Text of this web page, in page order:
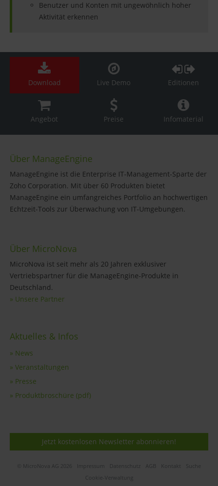
Benutzer und Konten mit ungewöhnlich hoher
Aktivität erkennen
Download Live Demo Editionen
Angebot Preise Infomaterial
Über ManageEngine
ManageEngine ist die Enterprise IT-Management-Sparte der
Zoho Corporation. Mit über 60 Produkten bietet
ManageEngine ein umfangreiches Portfolio an hochwertigen
Echtzeit-Tools zur Überwachung von IT-Umgebungen.
Über MicroNova
MicroNova ist seit mehr als 20 Jahren exklusiver
Vertriebspartner für die ManageEngine-Produkte in
Deutschland.
» Unsere Partner
Aktuelles & Infos
» News
» Veranstaltungen
» Presse
» Produktbroschüre (pdf)
Jetzt kostenlosen Newsletter abonnieren!
© MicroNova AG 2026 Impressum Datenschutz AGB Kontakt
Suche
Cookie-Verwaltung